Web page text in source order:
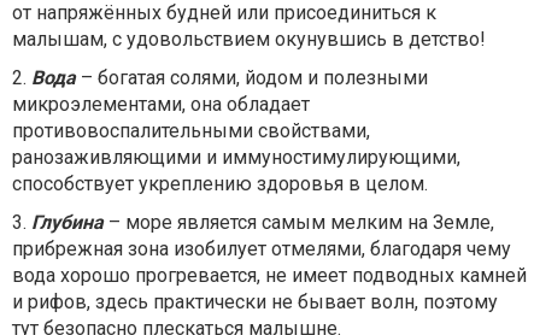
от напряжённых будней или присоединиться к
малышам, с удовольствием окунувшись в детство!
2. Вода– богатая солями, йодом и полезными
микроэлементами, она обладает
противовоспалительными свойствами,
ранозаживляющими и иммуностимулирующими,
способствует укреплению здоровья в целом.
3. Глубина– море является самым мелким на Земле,
прибрежная зона изобилует отмелями, благодаря чему
вода хорошо прогревается, не имеет подводных камней
и рифов, здесь практически не бывает волн, поэтому
тут безопасно плескаться малышне.